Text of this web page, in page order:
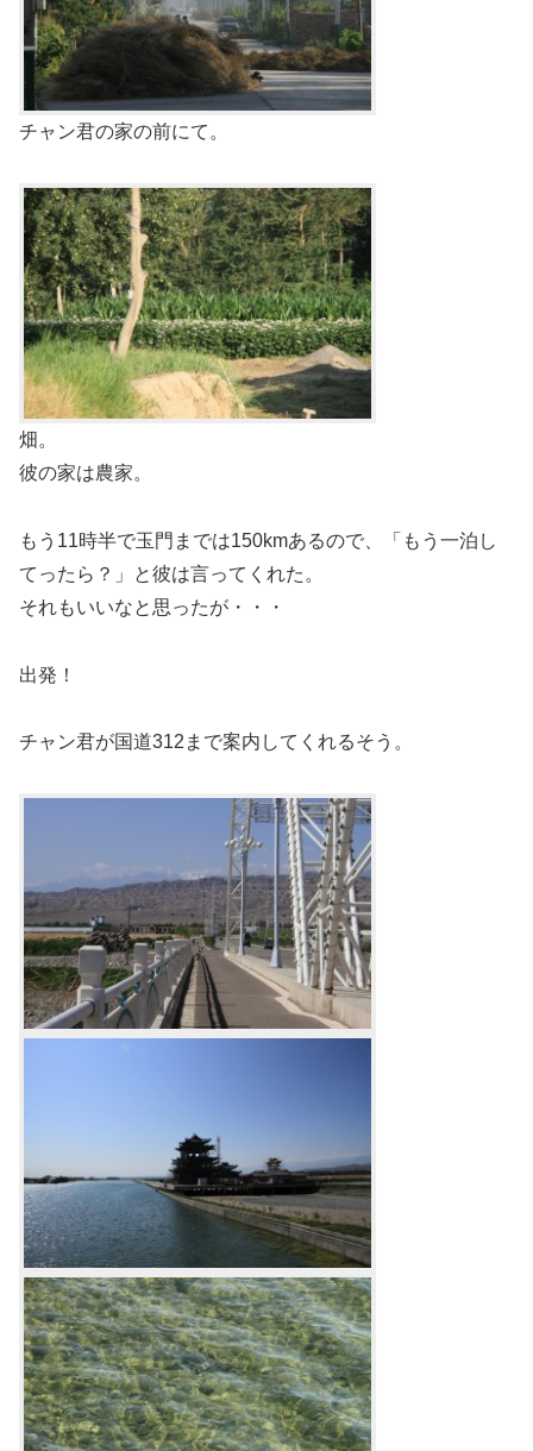
チャン君の家の前にて。
畑。
彼の家は農家。
もう11時半で玉門までは150kmあるので、「もう一泊し
てったら？」と彼は言ってくれた。
それもいいなと思ったが・・・
出発！
チャン君が国道312まで案内してくれるそう。